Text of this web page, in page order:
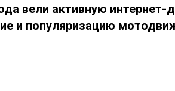
вели активную интернет-
и популяризацию